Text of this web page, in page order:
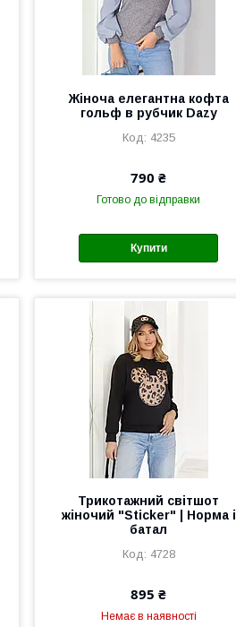
Жіноча елегантна кофта
гольф в рубчик Dazy
4235
790 ₴
Готово до відправки
Купити
Трикотажний світшот
жіночий "Sticker" | Норма і
батал
4728
895 ₴
Немає в наявності